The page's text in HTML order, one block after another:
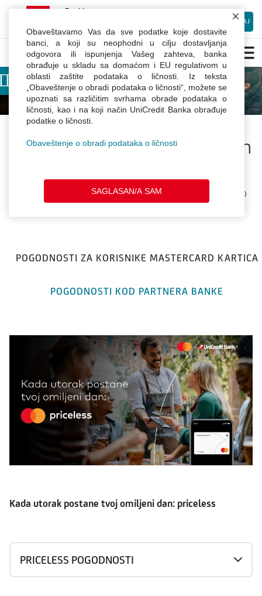
mBanking
Besplatno preuzmite Android aplikaciju
INSTALIRAJ
Pogodnosti
korisnike
platnih
kartica
Obaveštavamo Vas da sve podatke koje dostavite
banci, a koji su neophodni u cilju dostavljanja
odgovora ili ispunjenja Vašeg zahteva, banka
obrađuje u skladu sa domaćom i EU regulativom u
oblasti zaštite podataka o ličnosti. Iz teksta
„Obaveštenje o obradi podataka o ličnosti“, možete se
upoznati sa različitim svrhama obrade podataka o
ličnosti, kao i na koji način UniCredit Banka obrađuje
podatke o ličnosti.
Obaveštenje o obradi podataka o ličnosti
SAGLASAN/A SAM
Dobrodošli u Webchat.
Unesite Vaše ime
Pogodnosti za korisnike platnih
POPUSTI I DRUGE POGODNOSTI PRI KORIŠĆENJU KARTICA KOD
PARTNERA BANKE ILI KARTIČNE ŠEME
POGODNOSTI ZA KORISNIKE MASTERCARD KARTICA
POGODNOSTI KOD PARTNERA BANKE
Kada utorak postane tvoj omiljeni dan: priceless
PRICELESS POGODNOSTI